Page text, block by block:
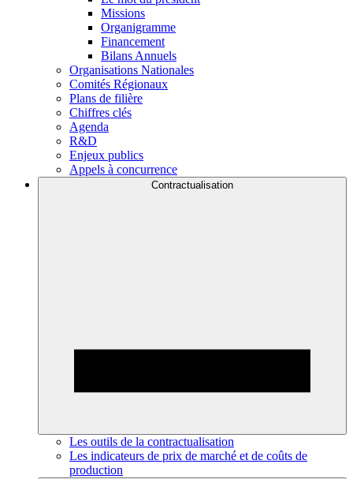
Missions
Organigramme
Financement
Bilans Annuels
Organisations Nationales
Comités Régionaux
Plans de filière
Chiffres clés
Agenda
R&D
Enjeux publics
Appels à concurrence
Contractualisation
Les outils de la contractualisation
Les indicateurs de prix de marché et de coûts de
production